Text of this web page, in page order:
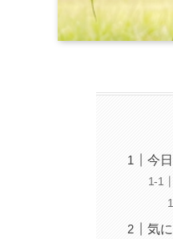
今
気